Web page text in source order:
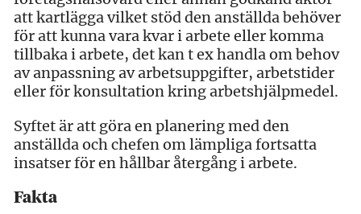
att kartlägga vilket stöd den anställda behöver
för att kunna vara kvar i arbete eller komma
tillbaka i arbete, det kan t ex handla om behov
av anpassning av arbetsuppgifter, arbetstider
eller för konsultation kring arbetshjälpmedel.
Syftet är att göra en planering med den
anställda och chefen om lämpliga fortsatta
insatser för en hållbar återgång i arbete.
Fakta